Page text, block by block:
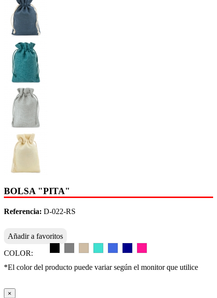
BOLSA "PITA"
Referencia: D-022-RS
Añadir a favoritos
COLOR:
*El color del producto puede variar según el monitor que utilice
×